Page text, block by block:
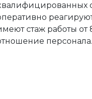
стаж работы
персонала.